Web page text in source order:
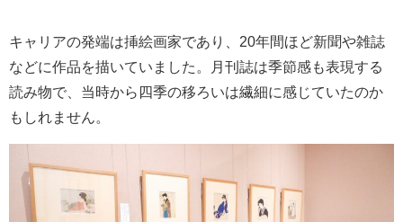
キャリアの発端は挿絵画家であり、20年間ほど新聞や雑誌
などに作品を描いていました。月刊誌は季節感も表現する
読み物で、当時から四季の移ろいは繊細に感じていたのか
もしれません。